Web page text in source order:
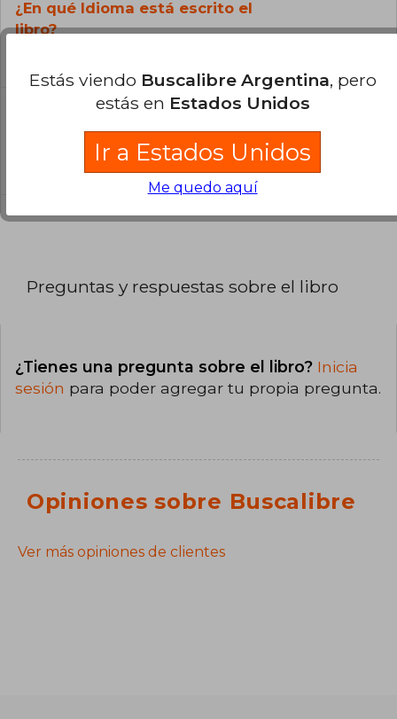
¿En qué Idioma está escrito el
libro?
La encuadernación de esta edición es Tapa
Preguntas y respuestas sobre el libro
¿Tienes una pregunta sobre el libro? Inicia
sesión para poder agregar tu propia pregunta.
Opiniones sobre Buscalibre
Ver más opiniones de clientes
Estás viendo Buscalibre Argentina, pero
estás en Estados Unidos
Ir a Estados Unidos
Me quedo aquí